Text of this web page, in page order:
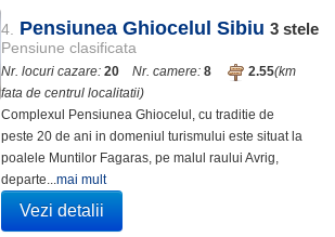
4. Pensiunea Ghiocelul Sibiu 3 stele
Pensiune clasificata
Nr. locuri cazare: 20 Nr. camere: 8 2.55(km
fata de centrul localitatii)
Complexul Pensiunea Ghiocelul, cu traditie de
peste 20 de ani in domeniul turismului este situat la
poalele Muntilor Fagaras, pe malul raului Avrig,
departe...mai mult
Vezi detalii